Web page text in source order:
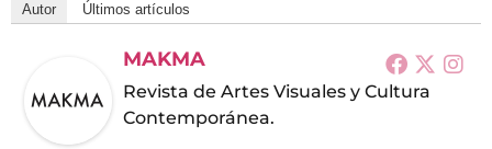
Autor Últimos artículos
MAKMA
Revista de Artes Visuales y Cultura
Contemporánea.